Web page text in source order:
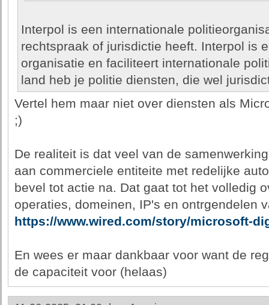
Interpol is een internationale
rechtspraak of jurisdictie heeft. Interpol is
organisatie en faciliteert internationale
land heb je politie diensten, die wel
Vertel hem maar niet over diensten als
;)
De realiteit is dat veel van de
aan commerciele entiteite met redelijke
bevel tot actie na. Dat gaat tot het volledig
operaties, domeinen, IP's en ontrgendelen
https://www.wired.com/story/microsoft-
En wees er maar dankbaar voor want de
de capaciteit voor (helaas)